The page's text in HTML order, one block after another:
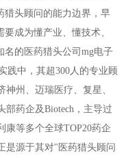
猎头顾问的能力边界，早
成为懂产业、懂技术、
的医药猎头公司mg电子
践中，其超300人的专业顾
州、迈瑞医疗、复星、
部药企及Biotech，主导过
康‌等多个全球TOP20药企
是源于其对"医药猎头顾问